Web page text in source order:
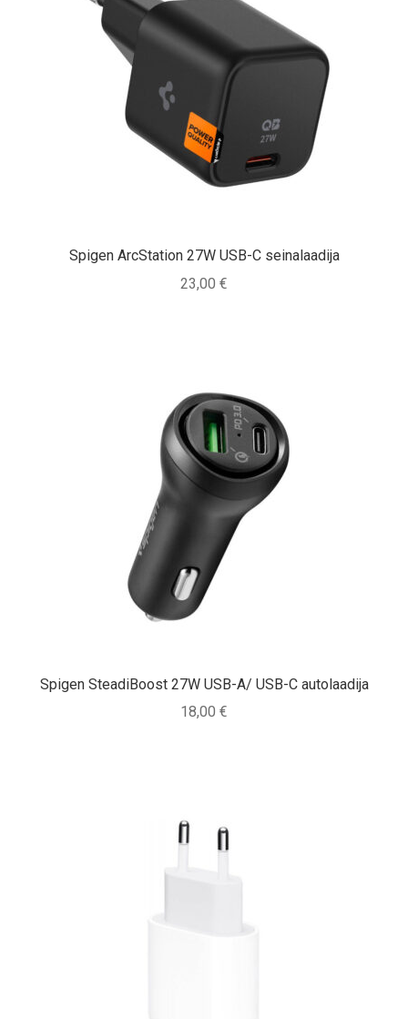
Spigen ArcStation 27W USB-C seinalaadija
23,00 €
Spigen SteadiBoost 27W USB-A/ USB-C autolaadija
18,00 €